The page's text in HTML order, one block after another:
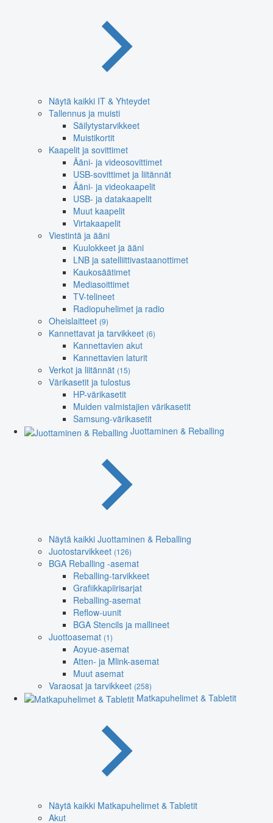
Näytä kaikki IT & Yhteydet
Tallennus ja muisti
Säilytystarvikkeet
Muistikortit
Kaapelit ja sovittimet
Ääni- ja videosovittimet
USB-sovittimet ja liitännät
Ääni- ja videokaapelit
USB- ja datakaapelit
Muut kaapelit
Virtakaapelit
Viestintä ja ääni
Kuulokkeet ja ääni
LNB ja satelliittivastaanottimet
Kaukosäätimet
Mediasoittimet
TV-telineet
Radiopuhelimet ja radio
Oheislaitteet (9)
Kannettavat ja tarvikkeet (6)
Kannettavien akut
Kannettavien laturit
Verkot ja liitännät (15)
Värikasetit ja tulostus
HP-värikasetit
Muiden valmistajien värikasetit
Samsung-värikasetit
Juottaminen & Reballing
Näytä kaikki Juottaminen & Reballing
Juotostarvikkeet (126)
BGA Reballing -asemat
Reballing-tarvikkeet
Grafiikkapiirisarjat
Reballing-asemat
Reflow-uunit
BGA Stencils ja mallineet
Juottoasemat (1)
Aoyue-asemat
Atten- ja Mlink-asemat
Muut asemat
Varaosat ja tarvikkeet (258)
Matkapuhelimet & Tabletit
Näytä kaikki Matkapuhelimet & Tabletit
Akut